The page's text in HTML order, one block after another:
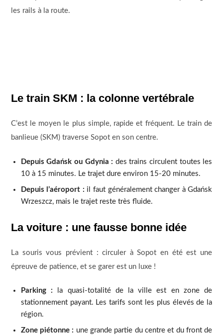
les rails à la route.
Le train SKM : la colonne vertébrale
C’est le moyen le plus simple, rapide et fréquent. Le train de
banlieue (SKM) traverse Sopot en son centre.
Depuis Gdańsk ou Gdynia : des trains circulent toutes les
10 à 15 minutes. Le trajet dure environ 15-20 minutes.
Depuis l’aéroport : il faut généralement changer à Gdańsk
Wrzeszcz, mais le trajet reste très fluide.
La voiture : une fausse bonne idée
La souris vous prévient : circuler à Sopot en été est une
épreuve de patience, et se garer est un luxe !
Parking : la quasi-totalité de la ville est en zone de
stationnement payant. Les tarifs sont les plus élevés de la
région.
Zone piétonne : une grande partie du centre et du front de